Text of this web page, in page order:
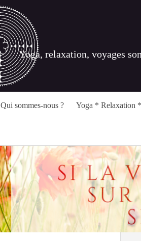
Yoga, relaxation, voyages
Qui sommes-nous ? Yoga * Relaxation